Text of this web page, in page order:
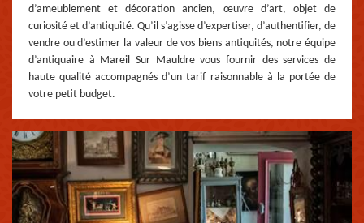
d’ameublement et décoration ancien, œuvre d’art, objet de
curiosité et d’antiquité. Qu’il s’agisse d’expertiser, d’authentifier, de
vendre ou d’estimer la valeur de vos biens antiquités, notre équipe
d’antiquaire à Mareil Sur Mauldre vous fournir des services de
haute qualité accompagnés d’un tarif raisonnable à la portée de
votre petit budget.